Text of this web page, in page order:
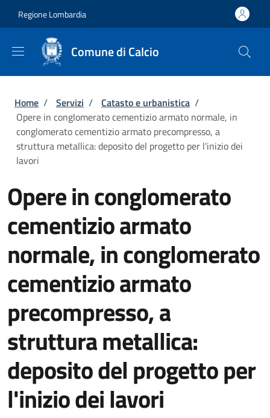
Regione Lombardia
Comune di Calcio
Briciole di pane
Home / Servizi / Catasto e urbanistica /
Opere in conglomerato cementizio armato normale, in
conglomerato cementizio armato precompresso, a
struttura metallica: deposito del progetto per l'inizio dei
lavori
Opere in conglomerato
cementizio armato
normale, in conglomerato
cementizio armato
precompresso, a
struttura metallica:
deposito del progetto per
l'inizio dei lavori